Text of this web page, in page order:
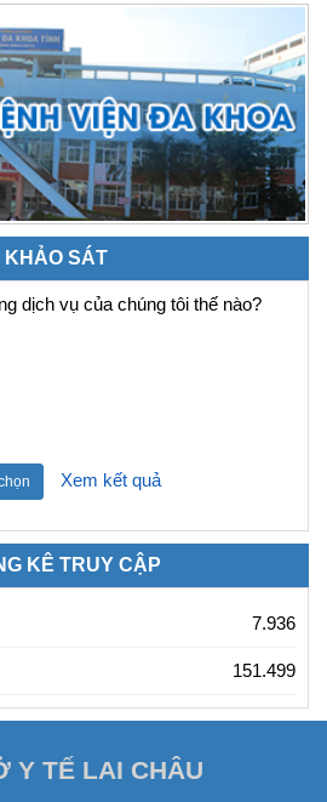
KHẢO SÁT
dịch vụ của chúng tôi thế nào?
Xem kết quả
KÊ TRUY CẬP
7.936
151.499
Y TẾ LAI CHÂU